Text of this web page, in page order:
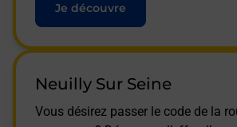
Je découvre
Neuilly Sur Seine
Vous désirez passer le code de la